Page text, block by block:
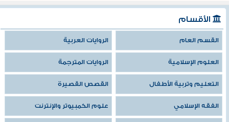
الأقسام
القسم العام الروايات العربية
العلوم الإسلامية الروايات المترجمة
التعليم وتربية الأطفال القصص القصيرة
الفقه الإسلامي علوم الكمبيوتر والإنترنت